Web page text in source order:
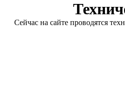
Сейчас на сайте проводятся